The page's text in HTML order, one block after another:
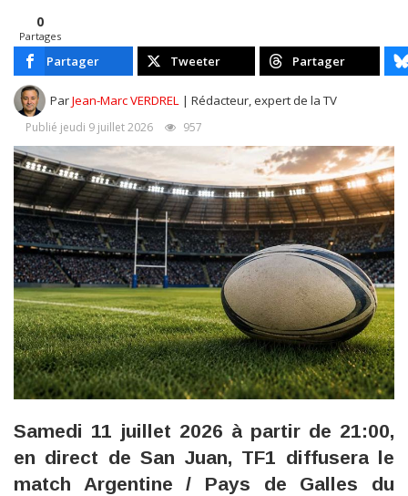
0
Partages
Partager Tweeter Partager
ParJean-Marc VERDREL | Rédacteur, expert de la TV
Publié jeudi 9 juillet 2026 957
Samedi 11 juillet 2026 à partir de 21:00,
en direct de San Juan, TF1 diffusera le
match Argentine / Pays de Galles du